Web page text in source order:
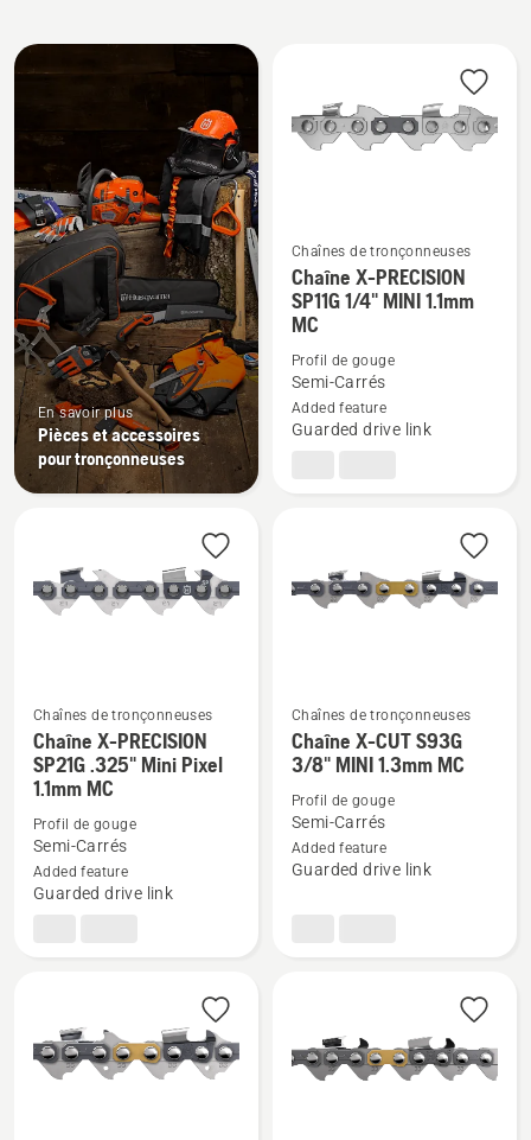
Tous
produits
En savoir plus
Pièces et accessoires
pour tronçonneuses
Voir
plus
de
détails
sur
Chaîne
1.1mm
Chaînes de tronçonneuses
Chaîne X-PRECISION
SP11G 1/4" MINI 1.1mm
MC
Profil de gouge
Semi-Carrés
Added feature
Guarded drive link
Voir
plus
détails
sur
Chaîne
Pixel
1.1mm
Chaînes de tronçonneuses
Chaîne X-PRECISION
SP21G .325" Mini Pixel
1.1mm MC
Profil de gouge
Semi-Carrés
Added feature
Guarded drive link
Voir
plus
de
détails
sur
1.3mm
Chaînes de tronçonneuses
Chaîne X-CUT S93G
3/8" MINI 1.3mm MC
Profil de gouge
Semi-Carrés
Added feature
Guarded drive link